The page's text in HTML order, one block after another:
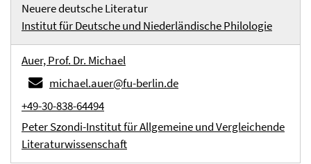
Neuere deutsche Literatur
Institut für Deutsche und Niederländische Philologie
Auer, Prof. Dr. Michael
michael.auer@fu-berlin.de
+49-30-838-64494
Peter Szondi-Institut für Allgemeine und Vergleichende
Literaturwissenschaft